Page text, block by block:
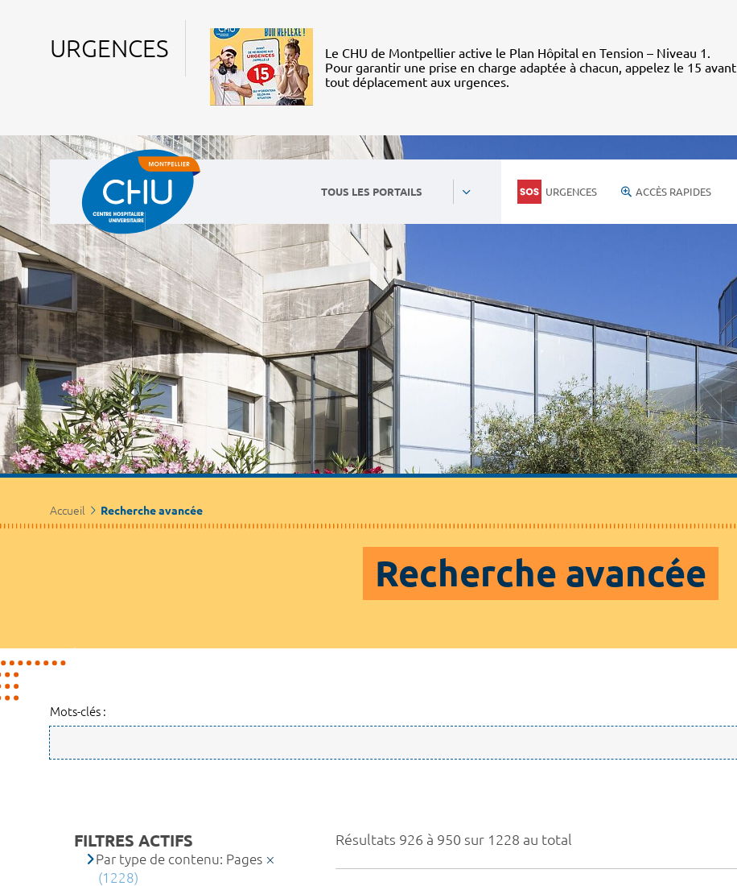
URGENCES
Le CHU de Montpellier active le Plan Hôpital en Tension – Niveau 1.
Pour garantir une prise en charge adaptée à chacun, appelez le 15 avant
tout déplacement aux urgences.
TOUS LES PORTAILS URGENCES ACCÈS RAPIDES
Accueil Recherche avancée
Recherche avancée
Mots-clés :
Résultats 926 à 950 sur 1228 au total
FILTRES ACTIFS
Par type de contenu: Pages
(1228)